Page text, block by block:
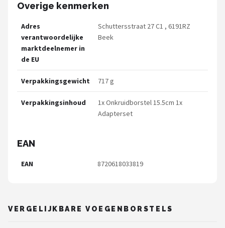
Overige kenmerken
Adres
verantwoordelijke
marktdeelnemer in
de EU
Schuttersstraat 27 C1 , 6191RZ
Beek
Verpakkingsgewicht 717 g
Verpakkingsinhoud
1x Onkruidborstel 15.5cm 1x
Adapterset
EAN
EAN 8720618033819
VERGELIJKBARE VOEGENBORSTELS